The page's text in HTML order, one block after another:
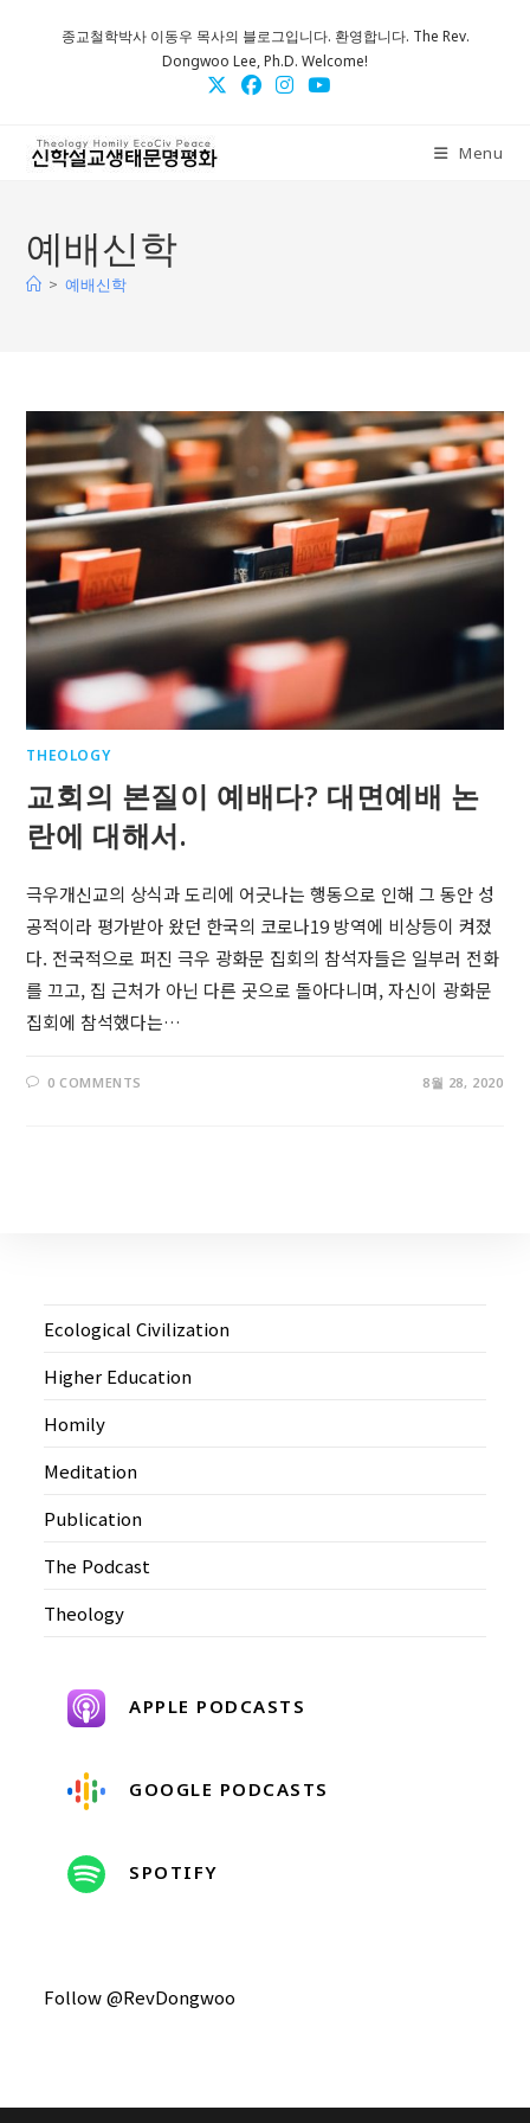
종교철학박사 이동우 목사의 블로그입니다. 환영합니다. The Rev.
Dongwoo Lee, Ph.D. Welcome!
Menu
예배신학
> 예배신학
THEOLOGY
교회의 본질이 예배다? 대면예배 논
란에 대해서.
극우개신교의 상식과 도리에 어긋나는 행동으로 인해 그 동안 성
공적이라 평가받아 왔던 한국의 코로나19 방역에 비상등이 켜졌
다. 전국적으로 퍼진 극우 광화문 집회의 참석자들은 일부러 전화
를 끄고, 집 근처가 아닌 다른 곳으로 돌아다니며, 자신이 광화문
집회에 참석했다는…
0 COMMENTS 8월 28, 2020
Ecological Civilization
Higher Education
Homily
Meditation
Publication
The Podcast
Theology
APPLE PODCASTS
GOOGLE PODCASTS
SPOTIFY
Follow @RevDongwoo